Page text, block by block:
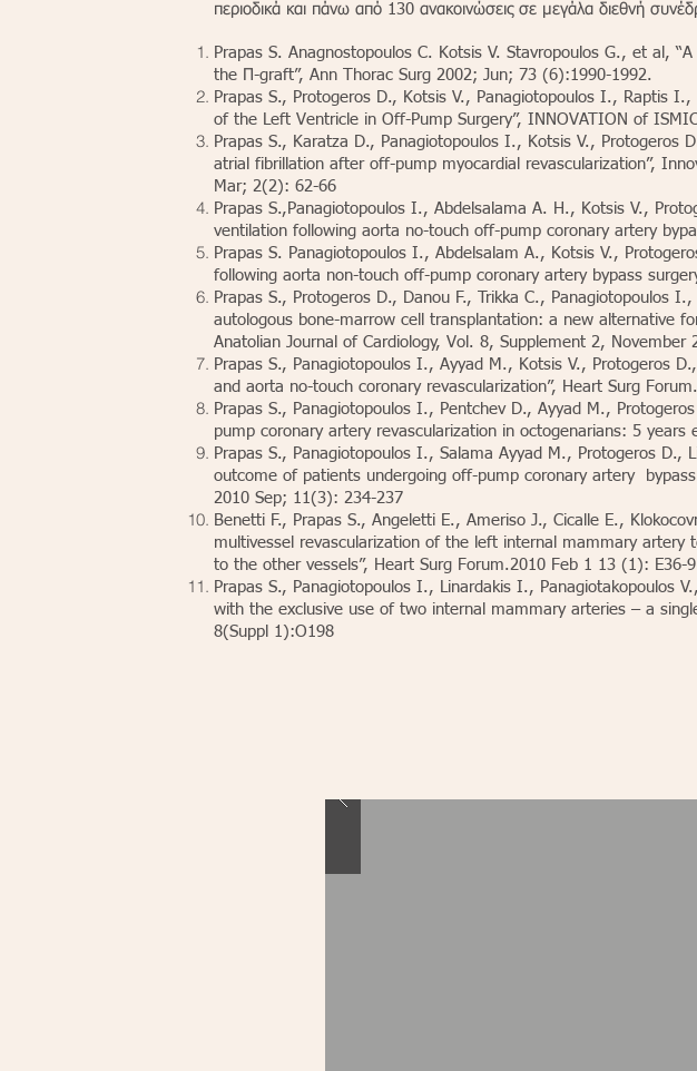
περιοδικά και πάνω από 130 ανακοινώσεις σε μεγάλα διεθνή
Prapas S. Anagnostopoulos C. Kotsis V. Stavropoulos G., et al,
the Π-graft”, Ann Thorac Surg 2002; Jun; 73 (6):1990-1992.
Prapas S., Protogeros D., Kotsis V., Panagiotopoulos I., Raptis
of the Left Ventricle in Off-Pump Surgery”, INNOVATION of
Prapas S., Karatza D., Panagiotopoulos I., Kotsis V., Protogeros
atrial fibrillation after off-pump myocardial revascularization’’,
Mar; 2(2): 62-66
Prapas S.,Panagiotopoulos I., Abdelsalama A. H., Kotsis V.,
ventilation following aorta no-touch off-pump coronary artery
Prapas S. Panagiotopoulos I., Abdelsalam A., Kotsis V.,
following aorta non-touch off-pump coronary artery bypass
Prapas S., Protogeros D., Danou F., Trikka C., Panagiotopoulos
autologous bone-marrow cell transplantation: a new alternative
Anatolian Journal of Cardiology, Vol. 8, Supplement 2, November
Prapas S., Panagiotopoulos I., Ayyad M., Kotsis V., Protogeros
and aorta no-touch coronary revascularization”, Heart Surg
Prapas S., Panagiotopoulos I., Pentchev D., Ayyad M.,
pump coronary artery revascularization in octogenarians: 5
Prapas S., Panagiotopoulos I., Salama Ayyad M., Protogeros
outcome of patients undergoing off-pump coronary artery
2010 Sep; 11(3): 234-237
Benetti F., Prapas S., Angeletti E., Ameriso J., Cicalle E.,
multivessel revascularization of the left internal mammary
to the other vessels”, Heart Surg Forum.2010 Feb 1 13 (1): E36-9
Prapas S., Panagiotopoulos I., Linardakis I., Panagiotakopoulos
with the exclusive use of two internal mammary arteries – a
8(Suppl 1):O198